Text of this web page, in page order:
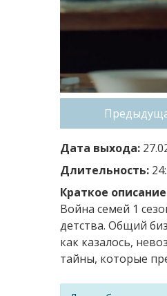
Дата выхода:
Длительность:
Краткое
Война семей 1
детства. Общий
как казалось,
тайны, которые